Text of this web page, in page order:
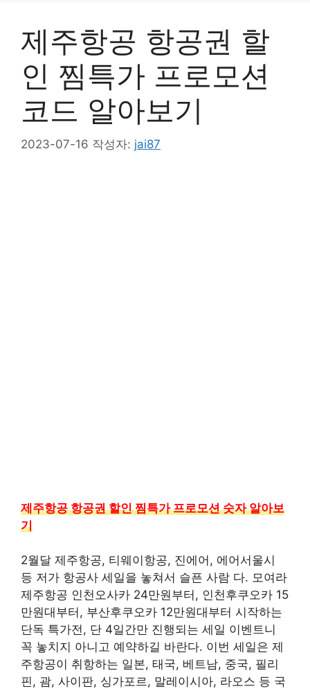
제주항공 항공권 할
인 찜특가 프로모션
코드 알아보기
2023-07-16 작성자: jai87
제주항공 항공권 할인 찜특가 프로모션 숫자 알아보
기
2월달 제주항공, 티웨이항공, 진에어, 에어서울시
등 저가 항공사 세일을 놓쳐서 슬픈 사람 다. 모여라
제주항공 인천오사카 24만원부터, 인천후쿠오카 15
만원대부터, 부산후쿠오카 12만원대부터 시작하는
단독 특가전, 단 4일간만 진행되는 세일 이벤트니
꼭 놓치지 아니고 예약하길 바란다. 이번 세일은 제
주항공이 취항하는 일본, 태국, 베트남, 중국, 필리
핀, 괌, 사이판, 싱가포르, 말레이시아, 라오스 등 국